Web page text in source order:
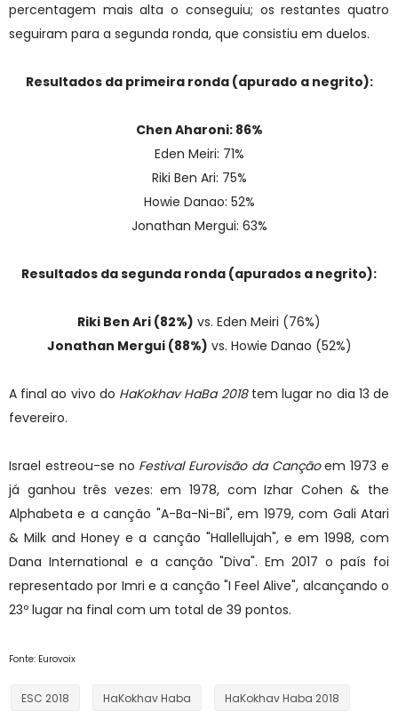
percentagem mais alta o conseguiu; os restantes quatro
seguiram para a segunda ronda, que consistiu em duelos.
Resultados da primeira ronda (apurado a negrito):
Chen Aharoni: 86%
Eden Meiri: 71%
Riki Ben Ari: 75%
Howie Danao: 52%
Jonathan Mergui: 63%
Resultados da segunda ronda (apurados a negrito):
Riki Ben Ari (82%) vs. Eden Meiri (76%)
Jonathan Mergui (88%) vs. Howie Danao (52%)
A final ao vivo do HaKokhav HaBa 2018tem lugar no dia 13 de
fevereiro.
Israel estreou-se no Festival Eurovisão da Cançãoem 1973 e
já ganhou três vezes: em 1978, com Izhar Cohen & the
Alphabeta e a canção "A-Ba-Ni-Bi", em 1979, com Gali Atari
& Milk and Honey e a canção "Hallellujah", e em 1998, com
Dana International e a canção "Diva". Em 2017 o país foi
representado por Imri e a canção "I Feel Alive", alcançando o
23º lugar na final com um total de 39 pontos.
Fonte: Eurovoix
ESC 2018 HaKokhav Haba HaKokhav Haba 2018